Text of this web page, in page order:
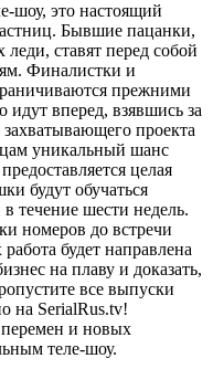
шоу, это настоящий
Бывшие пацанки,
ставят перед собой
Финалистки и
прежними
идут вперед, взявшись за
проекта
уникальный шанс
целая
будут обучаться
течение шести недель.
номеров до встречи
будет направлена
на плаву и доказать,
все выпуски
на SerialRus.tv!
и новых
теле-шоу.